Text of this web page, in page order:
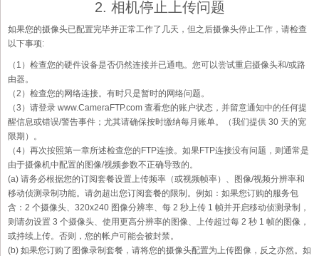
2. 相机停止上传问题
如果您的摄像头已配置完毕并正常工作了几天，但之后摄像头停止工作，请检查
以下事项:
（1）检查您的硬件设备是否仍然连接并已通电。您可以尝试重启摄像头和/或路
由器。
（2）检查您的网络连接。有时只是暂时的网络问题。
（3）请登录 www.CameraFTP.com 查看您的账户状态，并留意通知中的任何提
醒信息或错误/警告事件；尤其请确保按时缴纳每月账单。（我们提供 30 天的宽
限期）。
（4）再次按照第一章所述检查您的FTP连接。如果FTP连接没有问题，则通常是
由于摄像机中配置的图像/视频参数不正确导致的。
(a) 请务必根据您的订阅套餐设置上传频率（或视频帧率）、图像/视频分辨率和
移动侦测录制功能。请勿超出您订阅套餐的限制。例如：如果您订购的服务包
含：2 个摄像头、320x240 图像分辨率、每 2 秒上传 1 帧并开启移动侦测录制，
则请勿设置 3 个摄像头、使用更高分辨率的图像、上传超过每 2 秒 1 帧的图像，
或持续上传。否则，您的帐户可能会被封禁。
(b) 如果您订购了图像录制套餐，请将您的摄像头配置为上传图像，反之亦然。如